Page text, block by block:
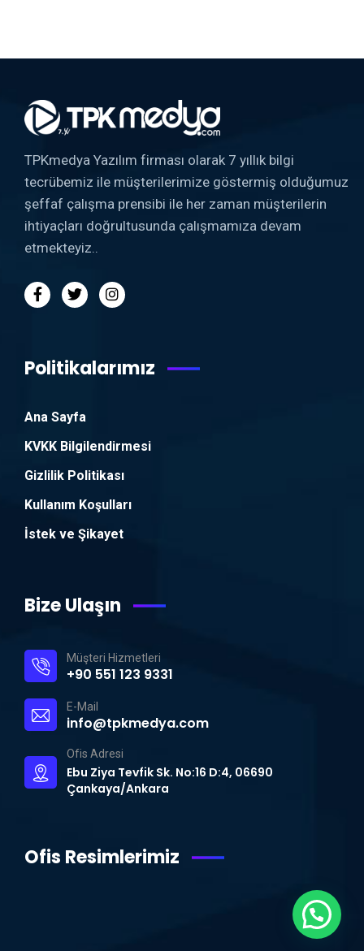
TPKmedya Yazılım firması olarak 7 yıllık bilgi
tecrübemiz ile müşterilerimize göstermiş olduğumuz
şeffaf çalışma prensibi ile her zaman müşterilerin
ihtiyaçları doğrultusunda çalışmamıza devam
etmekteyiz..
Politikalarımız
Ana Sayfa
KVKK Bilgilendirmesi
Gizlilik Politikası
Kullanım Koşulları
İstek ve Şikayet
Bize Ulaşın
Müşteri Hizmetleri
+90 551 123 9331
E-Mail
info@tpkmedya.com
Ofis Adresi
Ebu Ziya Tevfik Sk. No:16 D:4, 06690
Çankaya/Ankara
Ofis Resimlerimiz